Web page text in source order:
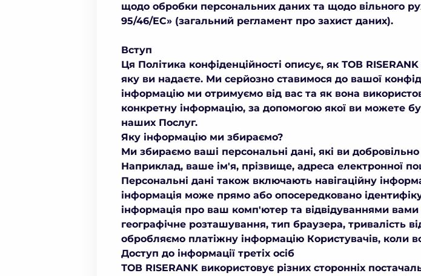
щодо обробки персональних даних та щодо вільного
95/46/EC» (загальний регламент про захист даних).
Вступ
Ця Політика конфіденційності описує, як ТОВ
яку ви надаєте. Ми серйозно ставимося до вашої
інформацію ми отримуємо від вас та як вона
конкретну інформацію, за допомогою якої ви можете
наших Послуг.
Яку інформацію ми збираємо?
Ми збираємо ваші персональні дані, які ви
Наприклад, ваше ім'я, прізвище, адреса електронної
Персональні дані також включають навігаційну
інформація може прямо або опосередковано
інформація про ваш комп'ютер та відвідуваннями
географічне розташування, тип браузера, тривалість
обробляємо платіжну інформацію Користувачів, коли
Доступ до інформації третіх осіб
ТОВ RISERANK використовує різних сторонніх